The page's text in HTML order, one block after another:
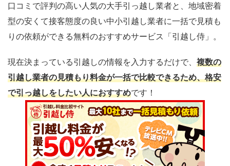
口コミで評判の高い人気の大手引っ越し業者と、地域密着
型の安くて接客態度の良い中小引越し業者に一括で見積も
りの依頼ができる無料のおすすめサービス「引越し侍」。
現在決まっている引越しの情報を入力するだけで、 複数の
引越し業者の見積もり料金が一括で比較できるため、格安
で引っ越しをしたい人におすすめです！